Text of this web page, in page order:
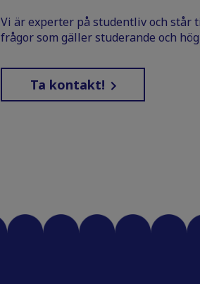
Vi är experter på studentliv och står
frågor som gäller studerande och
Ta kontakt!